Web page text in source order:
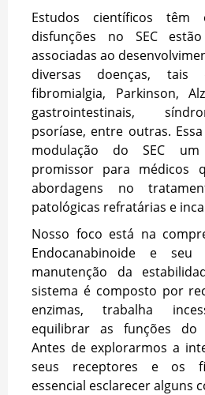
Estudos científicos têm
disfunções no SEC
associadas ao
diversas doenças, tais
fibromialgia, Parkinson,
gastrointestinais,
psoríase, entre outras.
modulação do SEC
promissor para médicos
abordagens no
patológicas refratárias e
Nosso foco está na
Endocanabinoide e
manutenção da
sistema é composto por
enzimas, trabalha
equilibrar as funções do
Antes de explorarmos a
seus receptores e os
essencial esclarecer alguns